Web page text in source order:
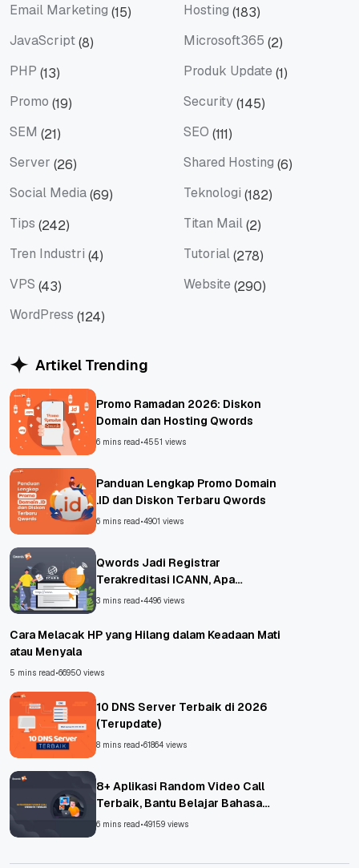
Email Marketing (15) Hosting (183)
JavaScript(8) Microsoft365 (2)
PHP (13) Produk Update (1)
Promo (19) Security(145)
SEM (21) SEO (111)
Server (26) Shared Hosting (6)
Social Media(69) Teknologi (182)
Tips (242) Titan Mail(2)
Tren Industri (4) Tutorial(278)
VPS (43) Website (290)
WordPress (124)
Artikel Trending
Promo Ramadan 2026: Diskon
Domain dan Hosting Qwords
6 mins read•4551 views
Panduan Lengkap Promo Domain
.ID dan Diskon Terbaru Qwords
6 mins read•4901 views
Qwords Jadi Registrar
Terakreditasi ICANN, Apa
Untungnya?
3 mins read•4496 views
Cara Melacak HP yang Hilang dalam Keadaan Mati
atau Menyala
5 mins read•66950 views
10 DNS Server Terbaik di 2026
(Terupdate)
8 mins read•61864 views
8+ Aplikasi Random Video Call
Terbaik, Bantu Belajar Bahasa
Asing!
6 mins read•49159 views